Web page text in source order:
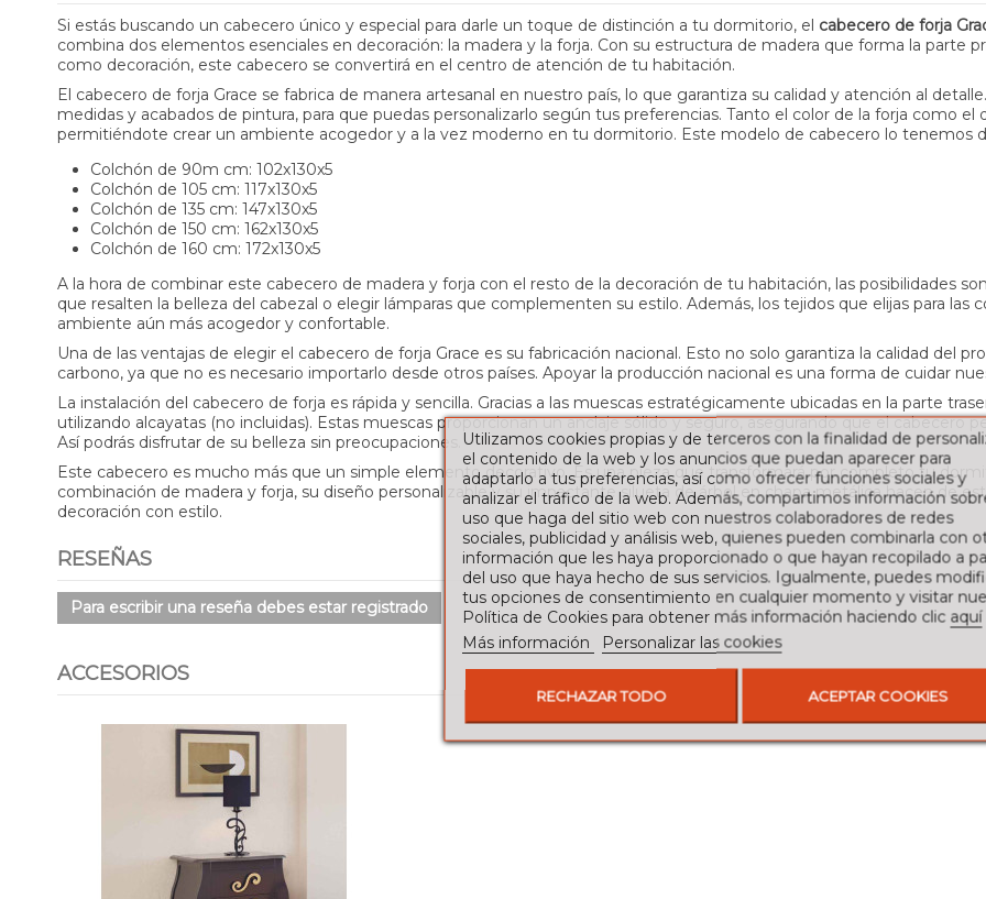
Si estás buscando un cabecero único y especial para darle un toque de distinción a tu dormitorio, el cabecero de forja
combina dos elementos esenciales en decoración: la madera y la forja. Con su estructura de madera que forma la parte
como decoración, este cabecero se convertirá en el centro de atención de tu habitación.
El cabecero de forja Grace se fabrica de manera artesanal en nuestro país, lo que garantiza su calidad y atención al
medidas y acabados de pintura, para que puedas personalizarlo según tus preferencias. Tanto el color de la forja como
permitiéndote crear un ambiente acogedor y a la vez moderno en tu dormitorio. Este modelo de cabecero lo tenemos
Colchón de 90m cm: 102x130x5
Colchón de 105 cm: 117x130x5
Colchón de 135 cm: 147x130x5
Colchón de 150 cm: 162x130x5
Colchón de 160 cm: 172x130x5
A la hora de combinar este cabecero de madera y forja con el resto de la decoración de tu habitación, las posibilidades
que resalten la belleza del cabezal o elegir lámparas que complementen su estilo. Además, los tejidos que elijas para las
ambiente aún más acogedor y confortable.
Una de las ventajas de elegir el cabecero de forja Grace es su fabricación nacional. Esto no solo garantiza la calidad del
carbono, ya que no es necesario importarlo desde otros países. Apoyar la producción nacional es una forma de cuidar
La instalación del cabecero de forja es rápida y sencilla. Gracias a las muescas estratégicamente ubicadas en la parte
utilizando alcayatas (no incluidas). Estas muescas proporcionan un anclaje sólido y seguro, asegurando que el
Así podrás disfrutar de su belleza sin preocupaciones.
Este cabecero es mucho más que un simple elemento decorativo. Es una pieza que transformará por completo tu
combinación de madera y forja, su diseño personalizable y su impactante silueta de árbol en chapa metálica hacen de
decoración con estilo.
RESEÑAS
Para escribir una reseña debes estar registrado
ACCESORIOS
Utilizamos cookies propias y de terceros con la finalidad de
el contenido de la web y los anuncios que puedan aparecer para
adaptarlo a tus preferencias, así como ofrecer funciones sociales y
analizar el tráfico de la web. Además, compartimos información
uso que haga del sitio web con nuestros colaboradores de redes
sociales, publicidad y análisis web, quienes pueden combinarla con
información que les haya proporcionado o que hayan recopilado a
del uso que haya hecho de sus servicios. Igualmente, puedes
tus opciones de consentimiento en cualquier momento y visitar
Política de Cookies para obtener más información haciendo clic aquí
Más información
Personalizar las cookies
RECHAZAR TODO ACEPTAR COOKIES